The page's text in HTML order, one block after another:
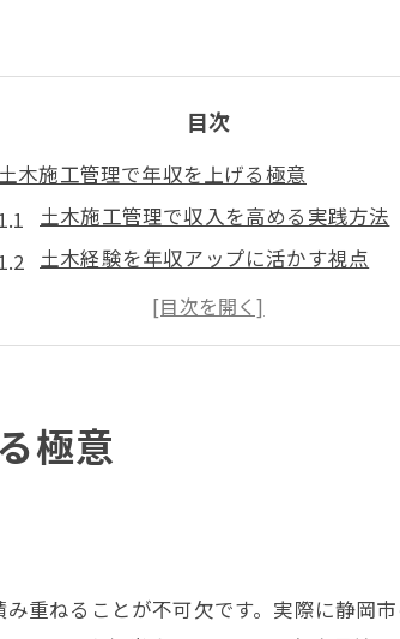
目次
土木施工管理で年収を上げる極意
土木施工管理で収入を高める実践方法
土木経験を年収アップに活かす視点
土木分野で評価されるスキルとは何か
年収向上に役立つ土木資格取得の重要
静岡市の土木キャリア成功法とは
土木施工管理の現場で求められる力
土木施工管理の求人動向と転職成功例
極意
重ねることが不可欠です。実際に静岡